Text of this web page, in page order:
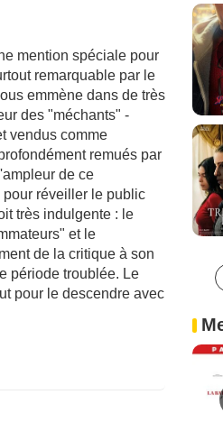
mention spéciale pour
remarquable par le
emmène dans de très
des "méchants" -
vendus comme
remués par
de ce
réveiller le public
très indulgente : le
et le
de la critique à son
période troublée. Le
pour le descendre avec